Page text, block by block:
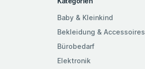
Baby & Kleinkind
Bekleidung & Accessoires
Bürobedarf
Elektronik